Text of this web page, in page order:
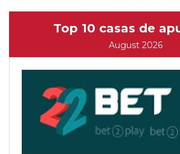
Top 10 casas de
August 2026